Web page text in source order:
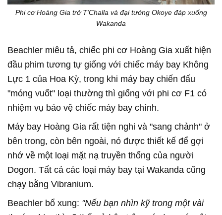
Phi cơ Hoàng Gia trở T'Challa và đại tướng Okoye đáp xuống
Wakanda
Beachler miêu tả, chiếc phi cơ Hoàng Gia xuất hiện
đầu phim tương tự giống với chiếc máy bay Không
Lực 1 của Hoa Kỳ, trong khi máy bay chiến đấu
"móng vuốt" loại thường thì giống với phi cơ F1 có
nhiệm vụ bảo vệ chiếc máy bay chính.
Máy bay Hoàng Gia rất tiện nghi và "sang chảnh" ở
bên trong, còn bên ngoài, nó được thiết kế để gợi
nhớ về một loại mặt nạ truyền thống của người
Dogon. Tất cả các loại máy bay tại Wakanda cũng
chạy bằng Vibranium.
Beachler bổ xung: "Nếu bạn nhìn kỹ trong một vài